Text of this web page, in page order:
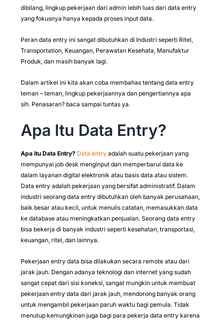
dibilang, lingkup pekerjaan dari admin lebih luas dari data entry
yang fokusnya hanya kepada proses input data.
Peran data entry ini sangat dibutuhkan di Industri seperti Ritel,
Transportation, Keuangan, Perawatan Kesehata, Manufaktur
Produk, dan masih banyak lagi.
Dalam artikel ini kita akan coba membahas tentang data entry
teman – teman, lingkup pekerjaannya dan pengertiannya apa
sih. Penasaran? baca sampai tuntas ya.
Apa Itu Data Entry?
Apa itu Data Entry? Data entry adalah suatu pekerjaan yang
mempunyai job desk menginput dan memperbarui data ke
dalam layanan digital elektronik atau basis data atau sistem.
Data entry adalah pekerjaan yang bersifat administratif. Dalam
industri seorang data entry dibutuhkan oleh banyak perusahaan,
baik besar atau kecil, untuk menulis catatan, memasukkan data
ke database atau meningkatkan penjualan. Seorang data entry
bisa bekerja di banyak industri seperti kesehatan, transportasi,
keuangan, ritel, dan lainnya.
Pekerjaan entry data bisa dilakukan secara remote atau dari
jarak jauh. Dengan adanya teknologi dan internet yang sudah
sangat cepat dari sisi koneksi, sangat mungkin untuk membuat
pekerjaan entry data dari jarak jauh, mendorong banyak orang
untuk mengambil pekerjaan paruh waktu bagi pemula. Tidak
menutup kemungkinan juga bagi para pekerja data entry karena